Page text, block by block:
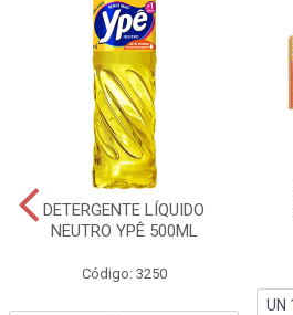
DETERGENTE LÍQUIDO
NEUTRO YPÊ 500ML
Código: 3250